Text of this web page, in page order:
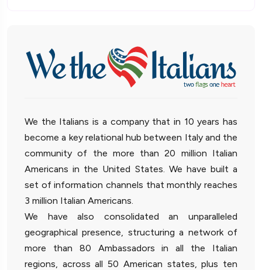
We the Italians is a company that in 10 years has
become a key relational hub between Italy and the
community of the more than 20 million Italian
Americans in the United States. We have built a
set of information channels that monthly reaches
3 million Italian Americans.
We have also consolidated an unparalleled
geographical presence, structuring a network of
more than 80 Ambassadors in all the Italian
regions, across all 50 American states, plus ten